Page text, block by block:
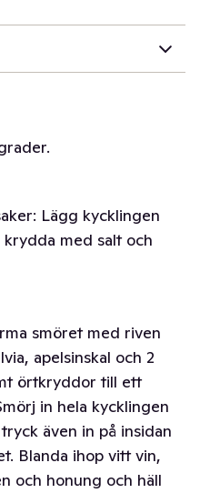
Lägg kycklingen
med salt och
smöret med riven
apelsinskal och 2
örtkryddor till ett
in hela kycklingen
även in på insidan
Blanda ihop vitt vin,
och honung och häll